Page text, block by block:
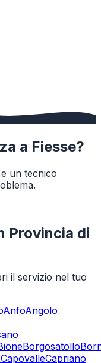
a Fiesse?
un tecnico
Provincia di
il servizio nel tuo
AnfoAngolo
Borgosatollo
CapovalleCapriano